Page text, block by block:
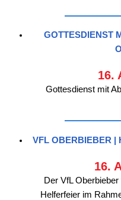
GOTTESDIENST
16.
Gottesdienst mit
VFL OBERBIEBER |
16.
Der VfL
Helferfeier im